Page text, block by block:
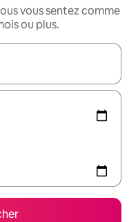
vous sentez comme
ou plus.
les flèches vers le